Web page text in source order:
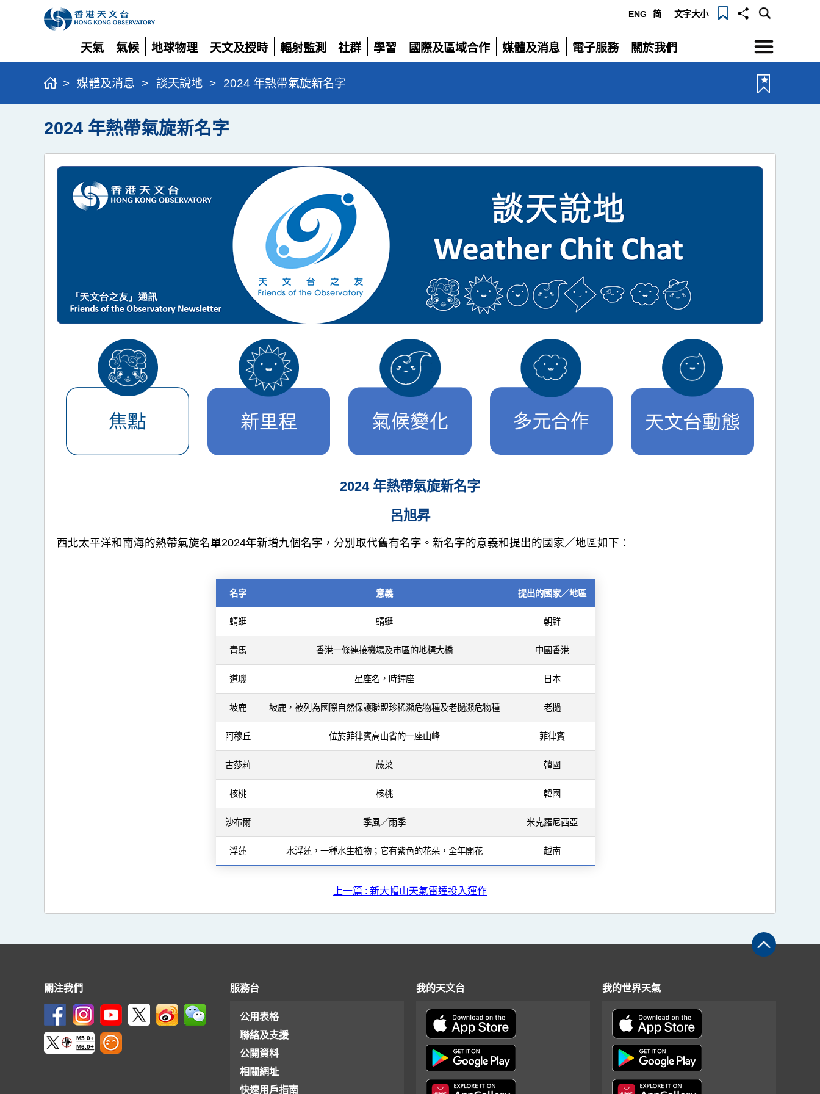
ENG 简 文字大小
天氣
展
開
氣候
展
開
地球物理
展
開
天文及授時
展
開
輻射監測
展
開
社群
展
開
學習
展
國際及區域合作
展
媒體及消息
展
電子服務
展
關於我們
展
選
單
> 媒體及消息 > 談天說地 > 2024 年熱帶氣旋新名字
2024 年熱帶氣旋新名字
2024 年熱帶氣旋新名字
呂旭昇
西北太平洋和南海的熱帶氣旋名單2024年新增九個名字，分別取代舊有名字。新名字的意義和提出的國家／地區如下：
名字 意義 提出的國家／地區
蜻蜓 蜻蜓 朝鮮
青馬 香港一條連接機場及市區的地標大橋 中國香港
道璣 星座名，時鐘座 日本
坡鹿 坡鹿，被列為國際自然保護聯盟珍稀瀕危物種及老撾瀕危物種 老撾
阿穆丘 位於菲律賓高山省的一座山峰 菲律賓
古莎莉 蕨菜 韓國
核桃 核桃 韓國
沙布爾 季風／雨季 米克羅尼西亞
浮蓮 水浮蓮，一種水生植物；它有紫色的花朵，全年開花 越南
上一篇 : 新大帽山天氣雷達投入運作
關注我們
M5.0+
M6.0+
服務台
公用表格
聯絡及支援
公開資料
相關網址
快速用戶指南
我的天文台 我的世界天氣